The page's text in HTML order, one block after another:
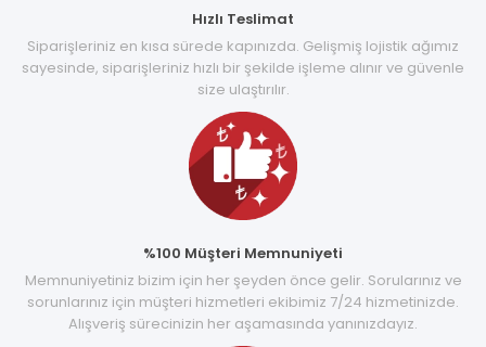
Hızlı Teslimat
Siparişleriniz en kısa sürede kapınızda. Gelişmiş lojistik ağımız
sayesinde, siparişleriniz hızlı bir şekilde işleme alınır ve güvenle
size ulaştırılır.
%100 Müşteri Memnuniyeti
Memnuniyetiniz bizim için her şeyden önce gelir. Sorularınız ve
sorunlarınız için müşteri hizmetleri ekibimiz 7/24 hizmetinizde.
Alışveriş sürecinizin her aşamasında yanınızdayız.